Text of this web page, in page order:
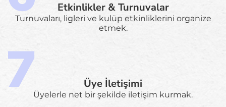
Etkinlikler & Turnuvalar
Turnuvaları, ligleri ve kulüp etkinliklerini organize
etmek.
Üye İletişimi
Üyelerle net bir şekilde iletişim kurmak.